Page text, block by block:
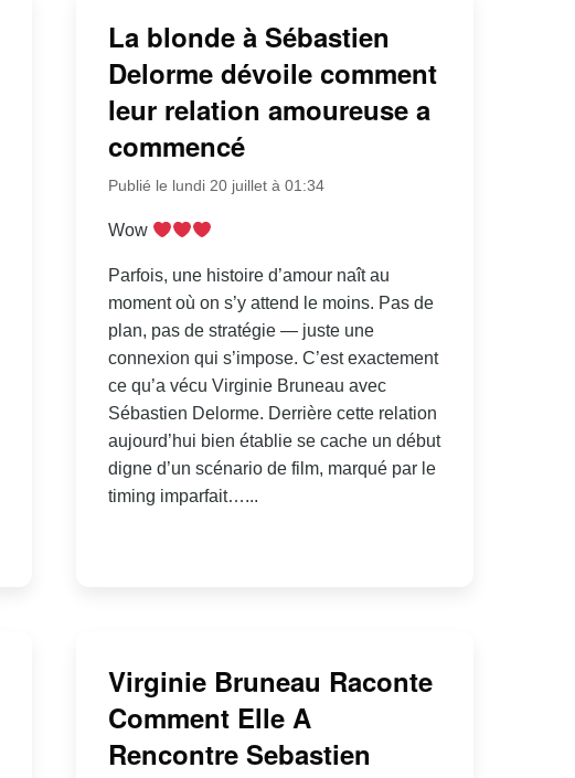
La blonde à Sébastien
Delorme dévoile comment
leur relation amoureuse a
commencé
Publié le lundi 20 juillet à 01:34
Wow
Parfois, une histoire d’amour naît au
moment où on s’y attend le moins. Pas de
plan, pas de stratégie — juste une
connexion qui s’impose. C’est exactement
ce qu’a vécu Virginie Bruneau avec
Sébastien Delorme. Derrière cette relation
aujourd’hui bien établie se cache un début
digne d’un scénario de film, marqué par le
timing imparfait…...
Virginie Bruneau Raconte
Comment Elle A
Rencontre Sebastien